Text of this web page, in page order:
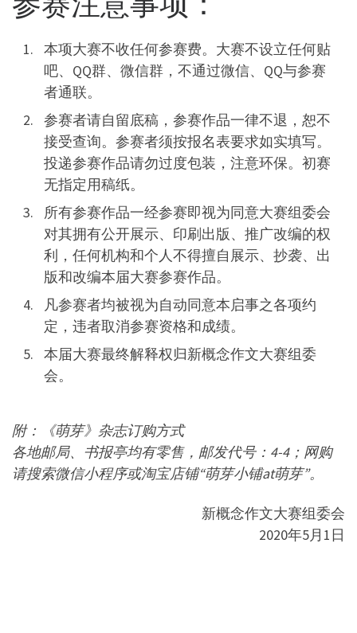
本项大赛不收任何参赛费。大赛不设立任何贴
吧、QQ群、微信群，不通过微信、QQ与参赛
者通联。
参赛者请自留底稿，参赛作品一律不退，恕不
接受查询。参赛者须按报名表要求如实填写。
投递参赛作品请勿过度包装，注意环保。初赛
无指定用稿纸。
所有参赛作品一经参赛即视为同意大赛组委会
对其拥有公开展示、印刷出版、推广改编的权
利，任何机构和个人不得擅自展示、抄袭、出
版和改编本届大赛参赛作品。
凡参赛者均被视为自动同意本启事之各项约
定，违者取消参赛资格和成绩。
本届大赛最终解释权归新概念作文大赛组委
会。
附：《萌芽》杂志订购方式
各地邮局、书报亭均有零售，邮发代号：4-4；网购
请搜索微信小程序或淘宝店铺“萌芽小铺at萌芽”。
新概念作文大赛组委会
2020年5月1日